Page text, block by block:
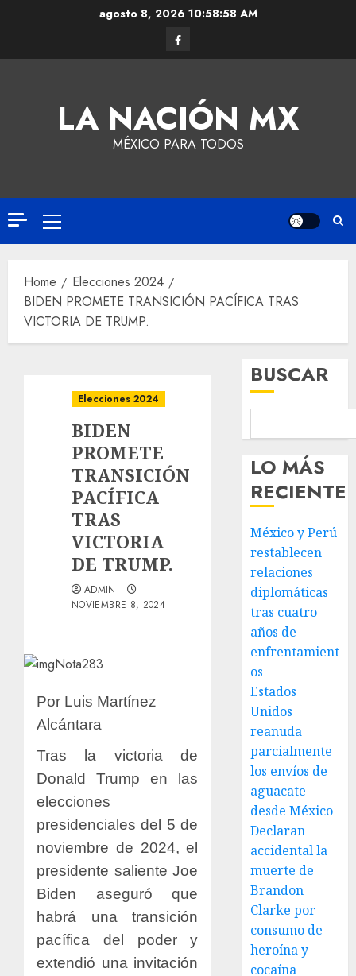
agosto 8, 2026 10:58:58 AM
LA NACIÓN MX
MÉXICO PARA TODOS
Home
Elecciones 2024
BIDEN PROMETE TRANSICIÓN PACÍFICA TRAS
VICTORIA DE TRUMP.
Elecciones 2024
BIDEN
PROMETE
TRANSICIÓN
PACÍFICA
TRAS
VICTORIA
DE TRUMP.
ADMIN
NOVIEMBRE 8, 2024
Por Luis Martínez
Alcántara
Tras la victoria de
Donald Trump en las
elecciones
presidenciales del 5 de
noviembre de 2024, el
presidente saliente Joe
Biden aseguró que
habrá una transición
pacífica del poder y
extendió una invitación
BUSCAR
LO MÁS
RECIENTE
México y Perú
restablecen
relaciones
diplomáticas
tras cuatro
años de
enfrentamient
os
Estados
Unidos
reanuda
parcialmente
los envíos de
aguacate
desde México
Declaran
accidental la
muerte de
Brandon
Clarke por
consumo de
heroína y
cocaína